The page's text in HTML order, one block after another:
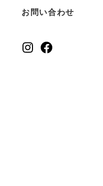
お問い合わせ